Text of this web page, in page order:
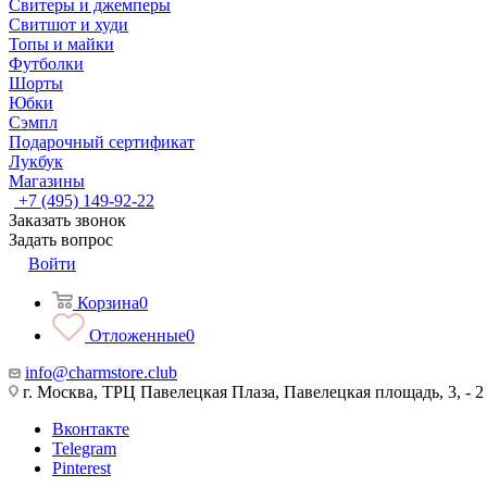
Свитеры и джемперы
Свитшот и худи
Топы и майки
Футболки
Шорты
Юбки
Сэмпл
Подарочный сертификат
Лукбук
Магазины
+7 (495) 149-92-22
Заказать звонок
Задать вопрос
Войти
Корзина0
Отложенные0
info@charmstore.club
г. Москва, ТРЦ Павелецкая Плаза, Павелецкая площадь, 3, - 2
Вконтакте
Telegram
Pinterest